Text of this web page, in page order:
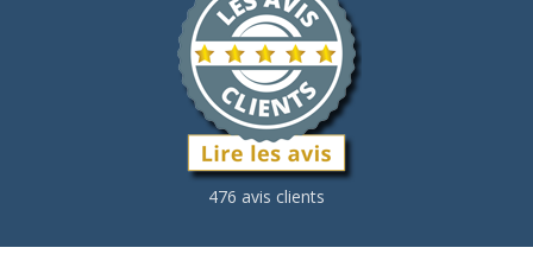
476 avis clients